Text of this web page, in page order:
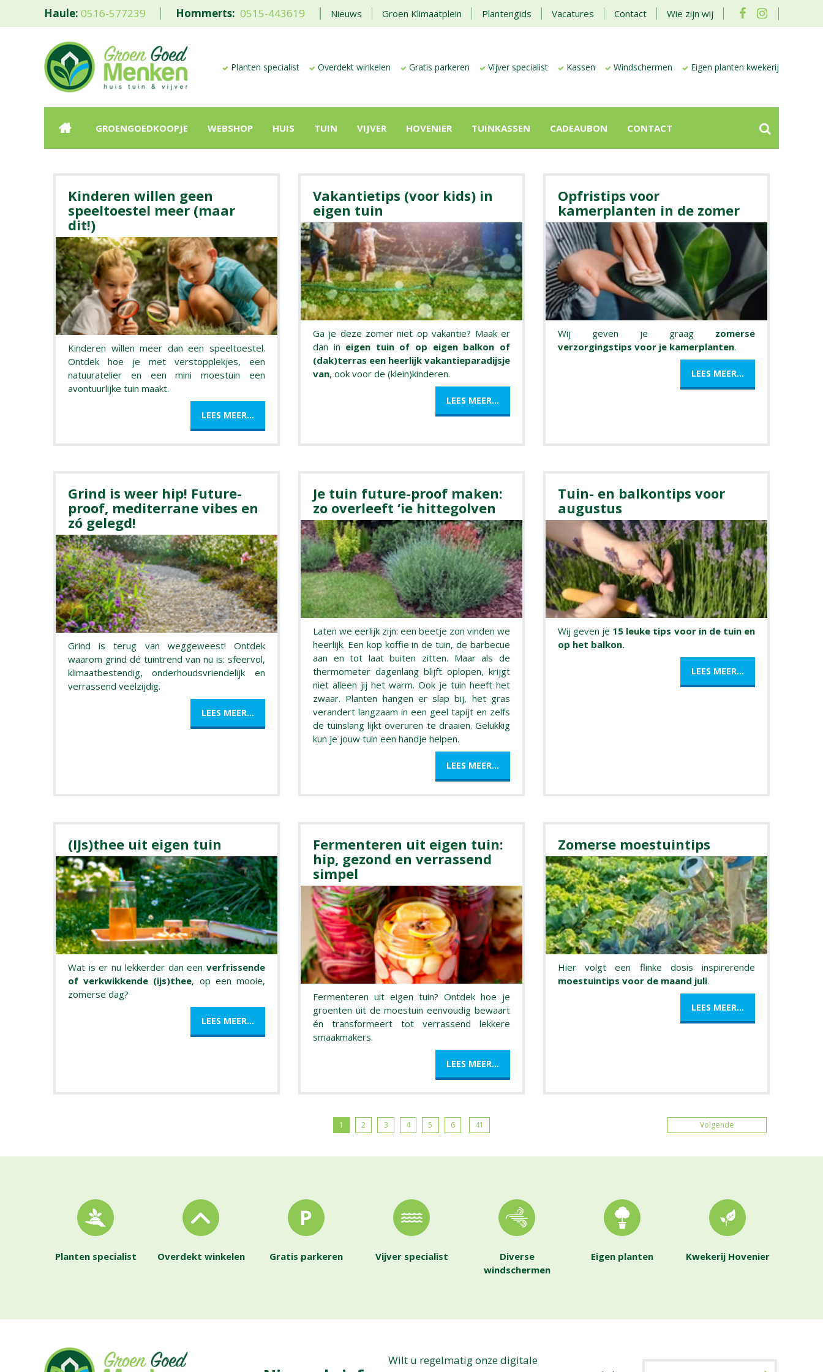
Haule: 0516-577239 Hommerts: 0515-443619 Nieuws Groen Klimaatplein Plantengids Vacatures Contact Wie zijn wij
Planten specialist Overdekt winkelen Gratis parkeren Vijver specialist Kassen Windschermen Eigen planten kwekerij
GROENGOEDKOOPJE WEBSHOP HUIS TUIN VIJVER HOVENIER TUINKASSEN CADEAUBON CONTACT
Kinderen willen geen
speeltoestel meer (maar
dit!)
Kinderen willen meer dan een speeltoestel.
Ontdek hoe je met verstopplekjes, een
natuuratelier en een mini moestuin een
avontuurlijke tuin maakt.
LEES MEER...
Vakantietips (voor kids) in
eigen tuin
Ga je deze zomer niet op vakantie? Maak er
dan in eigen tuin of op eigen balkon of
(dak)terras een heerlijk vakantieparadijsje
van, ook voor de (klein)kinderen.
LEES MEER...
Opfristips voor
kamerplanten in de zomer
Wij geven je graag zomerse
verzorgingstips voor je kamerplanten.
LEES MEER...
Grind is weer hip! Future-
proof, mediterrane vibes en
zó gelegd!
Grind is terug van weggeweest! Ontdek
waarom grind dé tuintrend van nu is: sfeervol,
klimaatbestendig, onderhoudsvriendelijk en
verrassend veelzijdig.
LEES MEER...
Je tuin future-proof maken:
zo overleeft ‘ie hittegolven
Laten we eerlijk zijn: een beetje zon vinden we
heerlijk. Een kop koffie in de tuin, de barbecue
aan en tot laat buiten zitten. Maar als de
thermometer dagenlang blijft oplopen, krijgt
niet alleen jij het warm. Ook je tuin heeft het
zwaar. Planten hangen er slap bij, het gras
verandert langzaam in een geel tapijt en zelfs
de tuinslang lijkt overuren te draaien. Gelukkig
kun je jouw tuin een handje helpen.
LEES MEER...
Tuin- en balkontips voor
augustus
Wij geven je 15 leuke tips voor in de tuin en
op het balkon.
LEES MEER...
(IJs)thee uit eigen tuin
Wat is er nu lekkerder dan een verfrissende
of verkwikkende (ijs)thee, op een mooie,
zomerse dag?
LEES MEER...
Fermenteren uit eigen tuin:
hip, gezond en verrassend
simpel
Fermenteren uit eigen tuin? Ontdek hoe je
groenten uit de moestuin eenvoudig bewaart
én transformeert tot verrassend lekkere
smaakmakers.
LEES MEER...
Zomerse moestuintips
Hier volgt een flinke dosis inspirerende
moestuintips voor de maand juli.
LEES MEER...
1 2 3 4 5 6 41 Volgende
Planten specialist Overdekt winkelen Gratis parkeren Vijver specialist
Diverse
windschermen
Eigen planten Kwekerij Hovenier
Wilt u regelmatig onze digitale